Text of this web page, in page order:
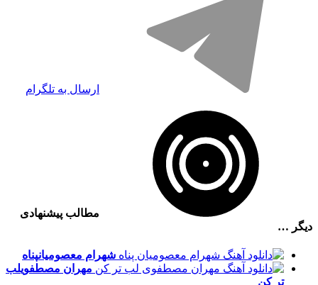
ارسال به تلگرام
مطالب پیشنهادی
دیگر …
شهرام معصومیانپناه
مهران مصطفویلب
تر کن